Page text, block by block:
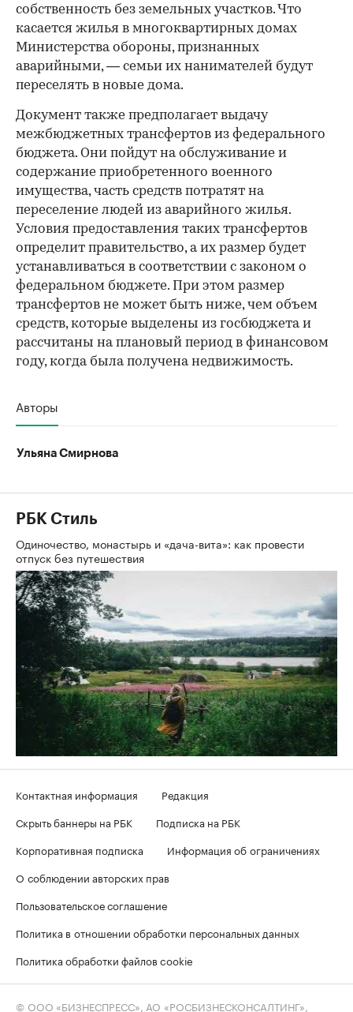
собственность без земельных участков. Что
касается жилья в многоквартирных домах
Министерства обороны, признанных
аварийными, — семьи их нанимателей будут
переселять в новые дома.
Документ также предполагает выдачу
межбюджетных трансфертов из федерального
бюджета. Они пойдут на обслуживание и
содержание приобретенного военного
имущества, часть средств потратят на
переселение людей из аварийного жилья.
Условия предоставления таких трансфертов
определит правительство, а их размер будет
устанавливаться в соответствии с законом о
федеральном бюджете. При этом размер
трансфертов не может быть ниже, чем объем
средств, которые выделены из госбюджета и
рассчитаны на плановый период в финансовом
году, когда была получена недвижимость.
Авторы
Ульяна Смирнова
РБК Стиль
Одиночество, монастырь и «дача-вита»: как провести
отпуск без путешествия
Контактная информация
Редакция
Скрыть баннеры на РБК
Подписка на РБК
Корпоративная подписка
Информация об ограничениях
О соблюдении авторских прав
Пользовательское соглашение
Политика в отношении обработки персональных данных
Политика обработки файлов cookie
© ООО «БИЗНЕСПРЕСС», АО «РОСБИЗНЕСКОНСАЛТИНГ»,